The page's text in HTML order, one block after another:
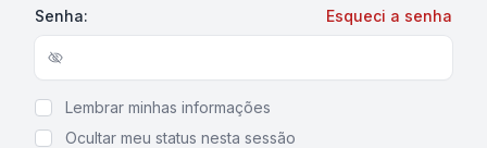
Senha: Esqueci a senha
Show/hide password
Lembrar minhas informações
Ocultar meu status nesta sessão